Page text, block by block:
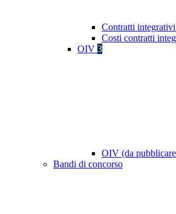
Contratti integrativi
Costi contratti
OIV 3
OIV (da
Bandi di concorso